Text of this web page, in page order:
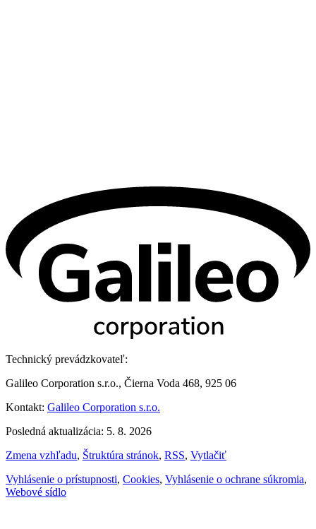
Technický prevádzkovateľ:
Galileo Corporation s.r.o., Čierna Voda 468, 925 06
Kontakt: Galileo Corporation s.r.o.
Posledná aktualizácia: 5. 8. 2026
Zmena vzhľadu, Štruktúra stránok, RSS, Vytlačiť
Vyhlásenie o prístupnosti, Cookies, Vyhlásenie o ochrane súkromia,
Webové sídlo